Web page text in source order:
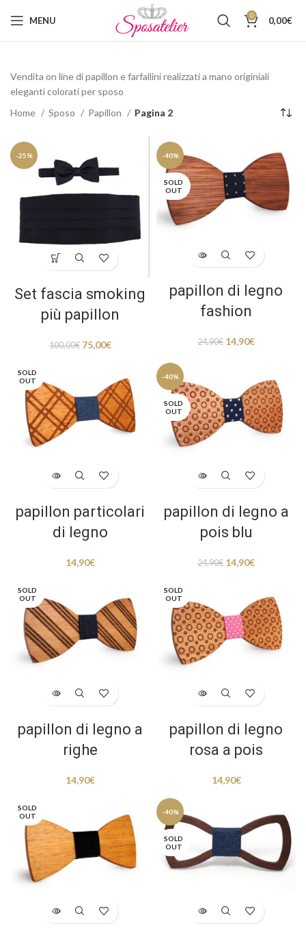
MENU 0 0,00€
Vendita on line di papillon e farfallini realizzati a mano originiali
eleganti colorati per sposo
Home
Sposo Papillon Pagina 2
-25%
Set fascia smoking
più papillon
100,00€ 75,00€
-40%
SOLD
OUT
papillon di legno
fashion
24,90€ 14,90€
SOLD
OUT
papillon particolari
di legno
14,90€
-40%
SOLD
OUT
papillon di legno a
pois blu
24,90€ 14,90€
SOLD
OUT
papillon di legno a
righe
14,90€
SOLD
OUT
papillon di legno
rosa a pois
14,90€
SOLD
OUT
-40%
SOLD
OUT